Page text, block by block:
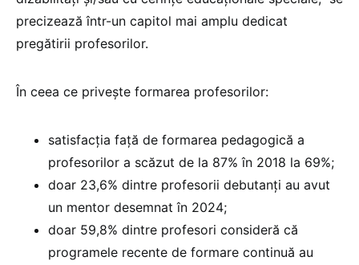
precizează într-un capitol mai amplu dedicat
pregătirii profesorilor.
În ceea ce privește formarea profesorilor:
satisfacția față de formarea pedagogică a
profesorilor a scăzut de la 87% în 2018 la 69%;
doar 23,6% dintre profesorii debutanți au avut
un mentor desemnat în 2024;
doar 59,8% dintre profesori consideră că
programele recente de formare continuă au